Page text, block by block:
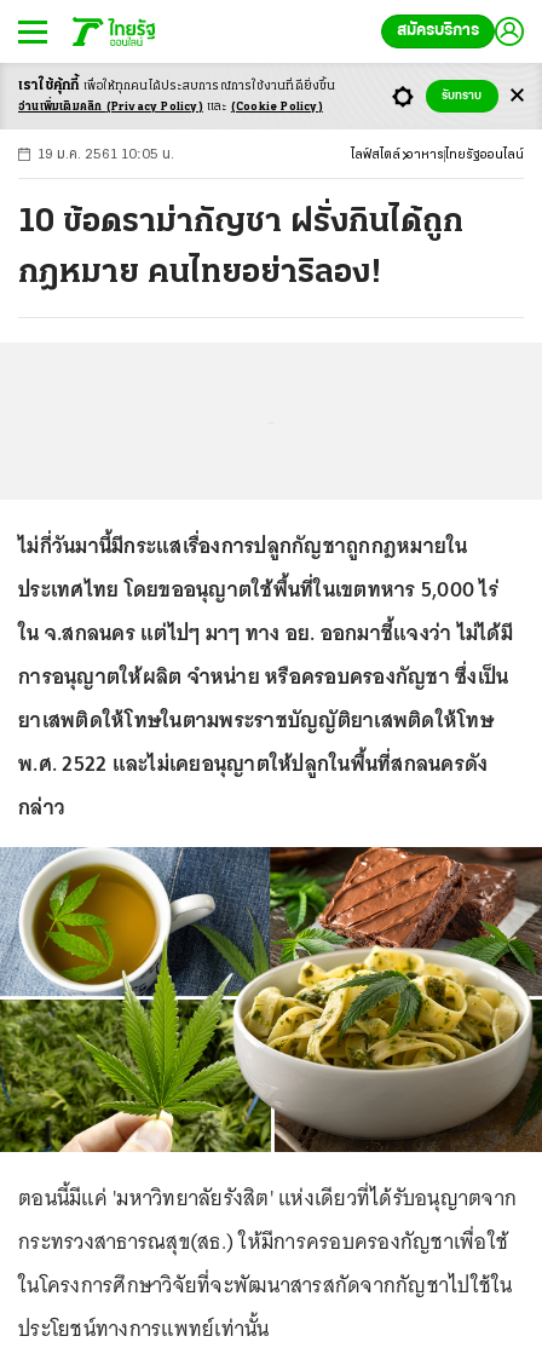
สมัครบริการ
-ก ก ก+
19 ม.ค. 2561 10:05 น. ไลฟ์สไตล์ อาหาร ไทยรัฐออนไลน์
10 ข้อดราม่ากัญชา ฝรั่งกินได้ถูก
กฎหมาย คนไทยอย่าริลอง!
ไม่กี่วันมานี้มีกระแสเรื่องการปลูกกัญชาถูกกฎหมายใน
ประเทศไทย โดยขออนุญาตใช้พื้นที่ในเขตทหาร 5,000 ไร่
ใน จ.สกลนคร แต่ไปๆ มาๆ ทาง อย. ออกมาชี้แจงว่า ไม่ได้มี
การอนุญาตให้ผลิต จำหน่าย หรือครอบครองกัญชา ซึ่งเป็น
ยาเสพติดให้โทษในตามพระราชบัญญัติยาเสพติดให้โทษ
พ.ศ. 2522 และไม่เคยอนุญาตให้ปลูกในพื้นที่สกลนครดัง
กล่าว
ตอนนี้มีแค่ 'มหาวิทยาลัยรังสิต' แห่งเดียวที่ได้รับอนุญาตจาก
กระทรวงสาธารณสุข(สธ.) ให้มีการครอบครองกัญชาเพื่อใช้
ในโครงการศึกษาวิจัยที่จะพัฒนาสารสกัดจากกัญชาไปใช้ใน
ประโยชน์ทางการแพทย์เท่านั้น
เราใช้คุ้กกี้ เพื่อให้ทุกคนได้ประสบการณ์การใช้งานที่ดียิ่งขึ้น
อ่านเพิ่มเติมคลิก (Privacy Policy) และ (Cookie Policy)
รับทราบ